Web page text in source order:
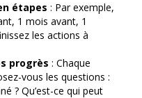
étapes : Par exemple,
1 mois avant, 1
les actions à
progrès : Chaque
vous les questions :
? Qu’est-ce qui peut